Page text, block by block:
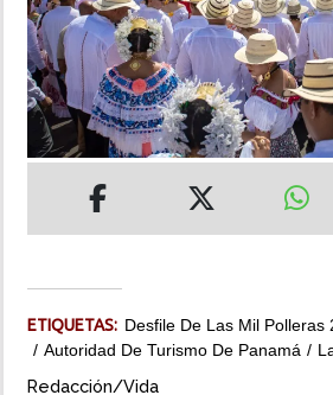
MUNDO
INSÓLITAS
MULTIMEDIA
ETIQUETAS: Desfile De Las Mil Polleras
Autoridad De Turismo De Panamá
Redacción/Vida